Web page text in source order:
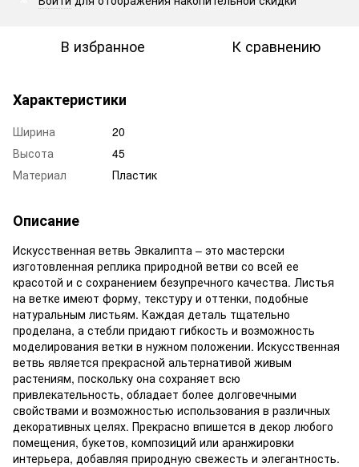
В избранное К сравнению
Характеристики
Ширина
20
Высота
45
Материал
Пластик
Описание
Искусственная ветвь Эвкалипта – это мастерски
изготовленная реплика природной ветви со всей ее
красотой и с сохранением безупречного качества. Листья
на ветке имеют форму, текстуру и оттенки, подобные
натуральным листьям. Каждая деталь тщательно
проделана, а стебли придают гибкость и возможность
моделирования ветки в нужном положении. Искусственная
ветвь является прекрасной альтернативой живым
растениям, поскольку она сохраняет всю
привлекательность, обладает более долговечными
свойствами и возможностью использования в различных
декоративных целях. Прекрасно впишется в декор любого
помещения, букетов, композиций или аранжировки
интерьера, добавляя природную свежесть и элегантность.